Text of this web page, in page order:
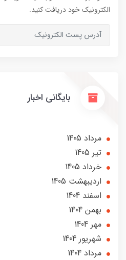
الکترونیک خود دریافت کنید.
بایگانی اخبار
مرداد 1405
تير 1405
خرداد 1405
ارديبهشت 1405
اسفند 1404
بهمن 1404
مهر 1404
شهریور 1404
مرداد 1404